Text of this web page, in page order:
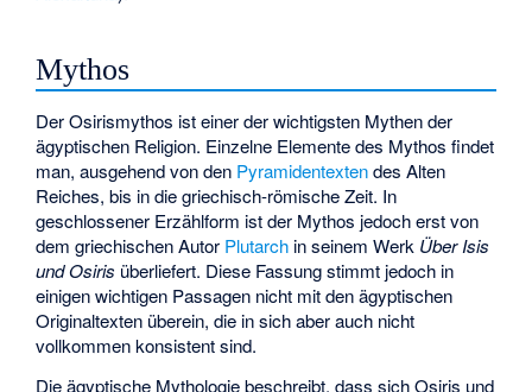
Mythos
Der Osirismythos ist einer der wichtigsten Mythen der
ägyptischen Religion. Einzelne Elemente des Mythos findet
man, ausgehend von den Pyramidentextendes Alten
Reiches, bis in die griechisch-römische Zeit. In
geschlossener Erzählform ist der Mythos jedoch erst von
dem griechischen Autor Plutarch in seinem Werk Über Isis
und Osiris überliefert. Diese Fassung stimmt jedoch in
einigen wichtigen Passagen nicht mit den ägyptischen
Originaltexten überein, die in sich aber auch nicht
vollkommen konsistent sind.
Die ägyptische Mythologie beschreibt, dass sich Osiris und